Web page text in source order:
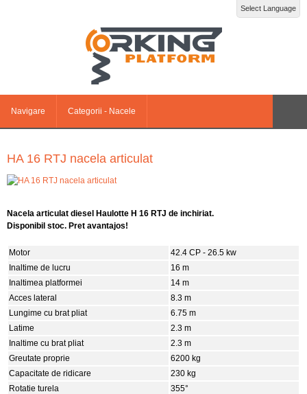
Select Language
Navigare Categorii - Nacele
HA 16 RTJ nacela articulat
Nacela articulat diesel Haulotte H 16 RTJ de inchiriat.
Disponibil stoc. Pret avantajos!
Motor
42.4 CP - 26.5 kw
Inaltime de lucru
16 m
Inaltimea platformei
14 m
Acces lateral
8.3 m
Lungime cu brat pliat
6.75 m
Latime
2.3 m
Inaltime cu brat pliat
2.3 m
Greutate proprie
6200 kg
Capacitate de ridicare
230 kg
Rotatie turela
355°